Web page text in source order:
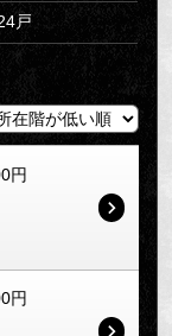
戸
円
円